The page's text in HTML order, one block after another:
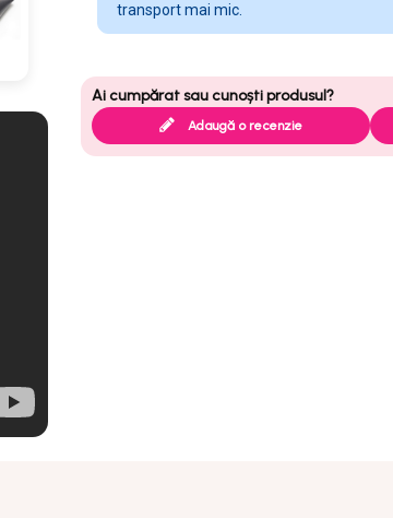
transport mai mic.
Adaugă o recenzie